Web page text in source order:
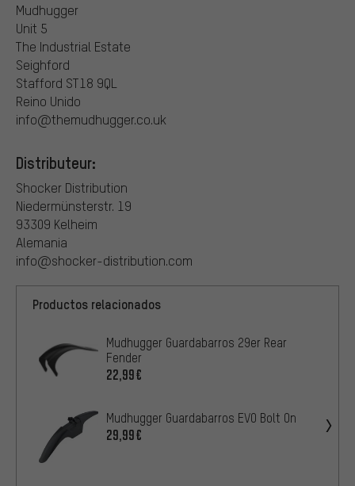
Mudhugger
Unit 5
The Industrial Estate
Seighford
Stafford ST18 9QL
Reino Unido
info@themudhugger.co.uk
Distributeur:
Shocker Distribution
Niedermünsterstr. 19
93309 Kelheim
Alemania
info@shocker-distribution.com
Productos relacionados
Mudhugger Guardabarros 29er Rear
Fender
22,99€
Mudhugger Guardabarros EVO Bolt On
29,99€